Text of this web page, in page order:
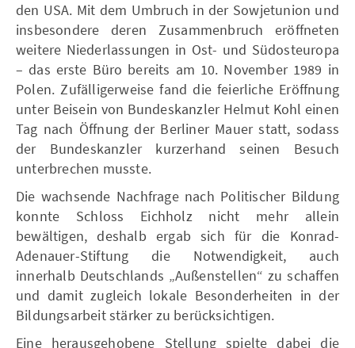
den USA. Mit dem Umbruch in der Sowjetunion und
insbesondere deren Zusammenbruch eröffneten
weitere Niederlassungen in Ost- und Südosteuropa
– das erste Büro bereits am 10. November 1989 in
Polen. Zufälligerweise fand die feierliche Eröffnung
unter Beisein von Bundeskanzler Helmut Kohl einen
Tag nach Öffnung der Berliner Mauer statt, sodass
der Bundeskanzler kurzerhand seinen Besuch
unterbrechen musste.
Die wachsende Nachfrage nach Politischer Bildung
konnte Schloss Eichholz nicht mehr allein
bewältigen, deshalb ergab sich für die Konrad-
Adenauer-Stiftung die Notwendigkeit, auch
innerhalb Deutschlands „Außenstellen“ zu schaffen
und damit zugleich lokale Besonderheiten in der
Bildungsarbeit stärker zu berücksichtigen.
Eine herausgehobene Stellung spielte dabei die